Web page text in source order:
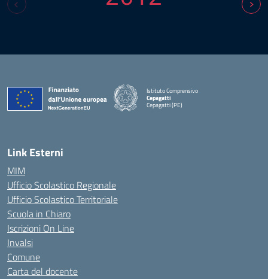
Istituto Comprensivo
Cepagatti
Cepagatti (PE)
— Visita la pagina iniziale della scuola
Link Esterni
MIM
Ufficio Scolastico Regionale
Ufficio Scolastico Territoriale
Scuola in Chiaro
Iscrizioni On Line
Invalsi
Comune
Carta del docente